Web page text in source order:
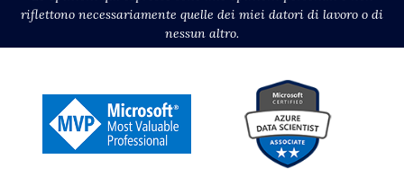
riflettono necessariamente quelle dei miei datori di lavoro o di
nessun altro.